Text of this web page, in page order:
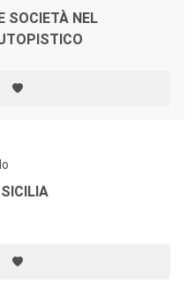
SOCIETÀ NEL